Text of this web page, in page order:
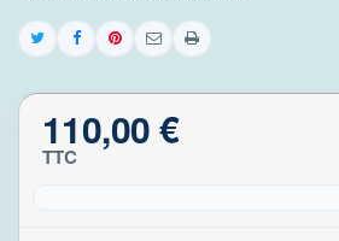
110,00 €
TTC